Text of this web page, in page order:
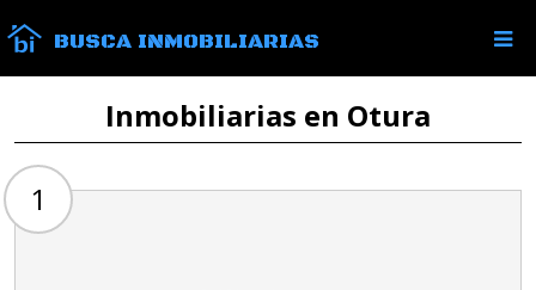
BUSCA INMOBILIARIAS
Inmobiliarias en Otura
1